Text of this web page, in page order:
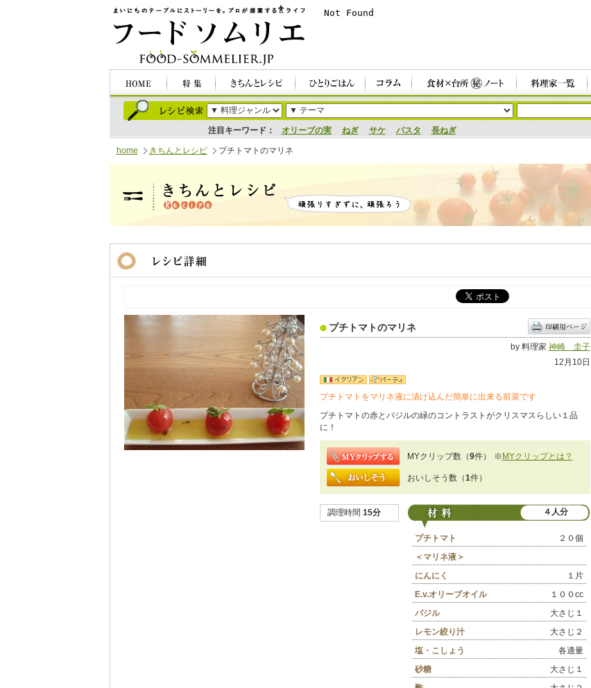
注目キーワード： オリーブの実 ねぎ サケ パスタ 長ねぎ
home きちんとレシピ プチトマトのマリネ
プチトマトのマリネ
by 料理家 神崎 圭子
12月10日
プチトマトをマリネ液に漬け込んだ簡単に出来る前菜です
プチトマトの赤とバジルの緑のコントラストがクリスマスらしい１品
に！
MYクリップ数（9件） ※MYクリップとは？
おいしそう数（1件）
調理時間 15分 ４人分
プチトマト
２０個
＜マリネ液＞
にんにく
１片
E.v.オリーブオイル
１００cc
バジル
大さじ１
レモン絞り汁
大さじ２
塩・こしょう
各適量
砂糖
大さじ１